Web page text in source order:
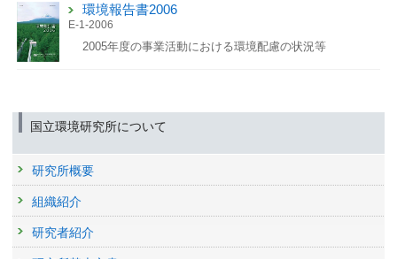
環境報告書2006
E-1-2006
2005年度の事業活動における環境配慮の状況等
国立環境研究所について
研究所概要
組織紹介
研究者紹介